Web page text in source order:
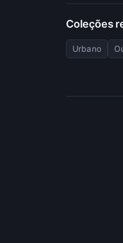
Coleções
Urbano